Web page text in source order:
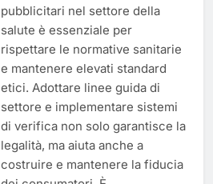
pubblicitari nel settore della
salute è essenziale per
rispettare le normative sanitarie
e mantenere elevati standard
etici. Adottare linee guida di
settore e implementare sistemi
di verifica non solo garantisce la
legalità, ma aiuta anche a
costruire e mantenere la fiducia